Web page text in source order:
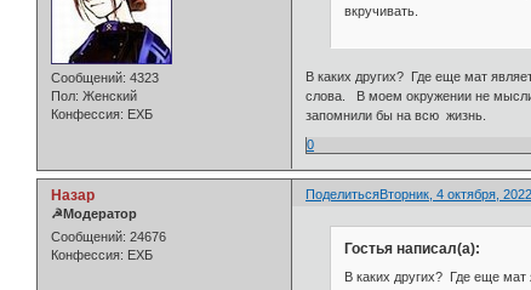
Сообщений: 4323
Пол: Женский
Конфессия: ЕХБ
вкручивать.
В каких других? Где еще мат
слова. В моем окружении не
запомнили бы на всю жизнь.
0
ПоделитьсяВторник, 4 октября,
Назар
☭Модератор
Сообщений: 24676
Конфессия: ЕХБ Гостья написал(а):
В каких других? Где еще